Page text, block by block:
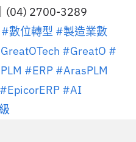
(04) 2700-3289
#數位轉型 #製造業數
#GreatO #
#ERP #ArasPLM
#EpicorERP #AI